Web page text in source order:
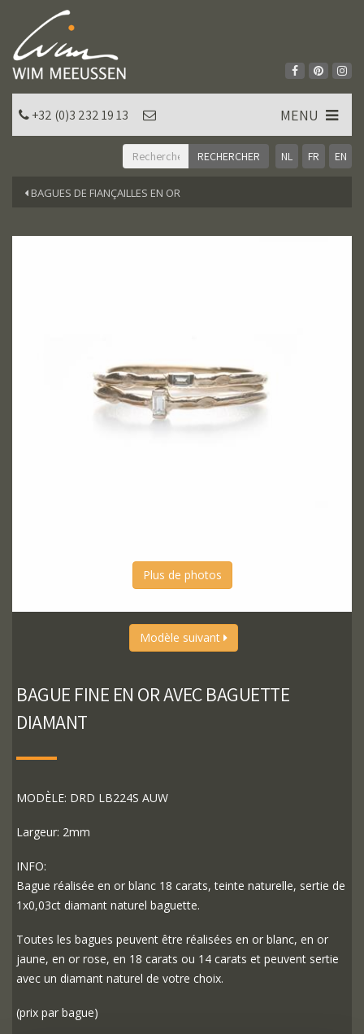
NL FR EN
+32 (0)3 232 19 13 MENU
BAGUES DE FIANÇAILLES EN OR
Plus de photos
Modèle suivant
BAGUE FINE EN OR AVEC BAGUETTE
DIAMANT
MODÈLE: DRD LB224S AUW
Largeur: 2mm
INFO:
Bague réalisée en or blanc 18 carats, teinte naturelle, sertie de
1x0,03ct diamant naturel baguette.
Toutes les bagues peuvent être réalisées en or blanc, en or
jaune, en or rose, en 18 carats ou 14 carats et peuvent sertie
avec un diamant naturel de votre choix.
(prix par bague)